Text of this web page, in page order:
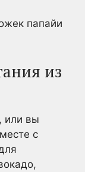
папайи
из
или вы
с